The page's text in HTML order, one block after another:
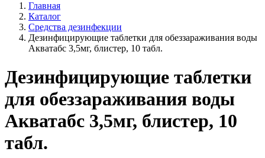
Главная
Каталог
Средства дезинфекции
Дезинфицирующие таблетки для обеззараживания воды
Акватабс 3,5мг, блистер, 10 табл.
Дезинфицирующие таблетки
для обеззараживания воды
Акватабс 3,5мг, блистер, 10
табл.